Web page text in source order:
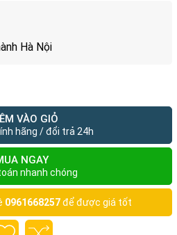
Hà Nội
VÀO GIỎ
hãng / đổi trả 24h
NGAY
nhanh chóng
0961668257để được giá tốt